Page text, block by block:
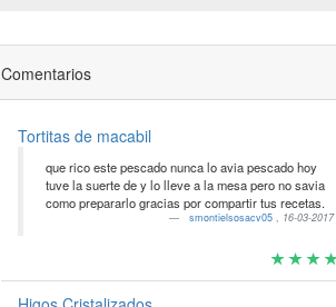
Comentarios
Tortitas de macabil
que rico este pescado nunca lo avia pescado hoy
tuve la suerte de y lo lleve a la mesa pero no savia
como prepararlo gracias por compartir tus recetas.
smontielsosacv05, 16-03-2017